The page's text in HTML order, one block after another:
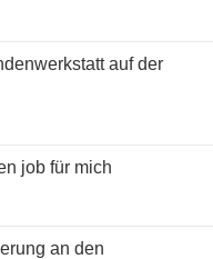
job für mich